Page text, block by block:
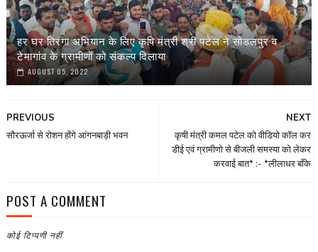
हर घर तिरंगा अभियान के लिए कृषि मंत्री श्री पटेल ने सोडलपुर व
टेमागांव के ग्रामीणों को संकल्प दिलाया
AUGUST 05, 2022
NEXT
कृषी मंत्री कमल पटेल को वीडियो कॉल कर
डीई एवं ग्रामीणो से बीजली समस्या को लेकर
करवाई बात* :- *लीलाधर बाँके
PREVIOUS
सौरऊर्जा से रोशन होंगे आंगनबाड़ी भवन
POST A COMMENT
कोई टिप्पणी नहीं